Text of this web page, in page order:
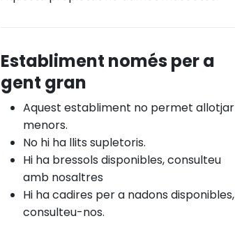
Establiment només per a
gent gran
Aquest establiment no permet allotjar
menors.
No hi ha llits supletoris.
Hi ha bressols disponibles, consulteu
amb nosaltres
Hi ha cadires per a nadons disponibles,
consulteu-nos.